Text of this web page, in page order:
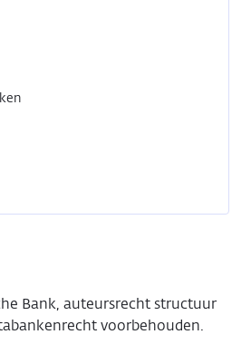
Bank, auteursrecht structuur
voorbehouden.